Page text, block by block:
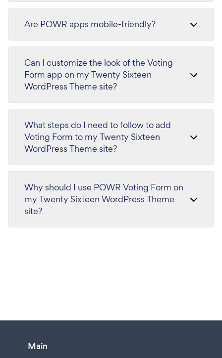
Are POWR apps mobile-friendly?
Can I customize the look of the Voting
Form app on my Twenty Sixteen
WordPress Theme site?
What steps do I need to follow to add
Voting Form to my Twenty Sixteen
WordPress Theme site?
Why should I use POWR Voting Form on
my Twenty Sixteen WordPress Theme
site?
Main